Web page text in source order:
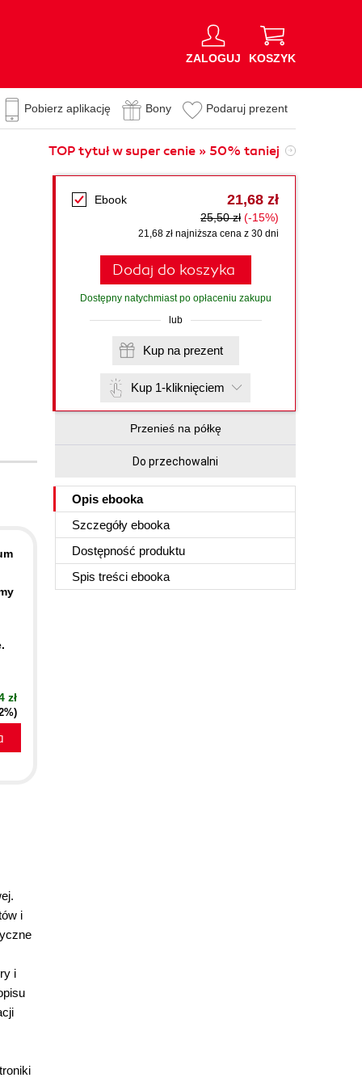
ZALOGUJ KOSZYK
Pobierz aplikację Bony Podaruj prezent
TOP tytuł w super cenie » 50% taniej
Ebook 21,68 zł
25,50 zł (-15%)
21,68 zł najniższa cena z 30 dni
Dodaj do koszyka
Dostępny natychmiast po opłaceniu zakupu
lub
Kup na prezent
Kup 1-kliknięciem
Przenieś na półkę
Do przechowalni
Opis ebooka
Szczegóły ebooka
Dostępność produktu
Spis treści ebooka
zł
i
i